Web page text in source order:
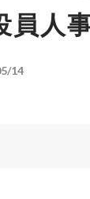
人
14